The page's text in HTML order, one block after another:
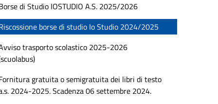
di Studio IOSTUDIO A.S. 2025/2026
borse di studio Io Studio 2024/2025
trasporto scolastico 2025-2026
gratuita o semigratuita dei libri di testo
2024-2025. Scadenza 06 settembre 2024.